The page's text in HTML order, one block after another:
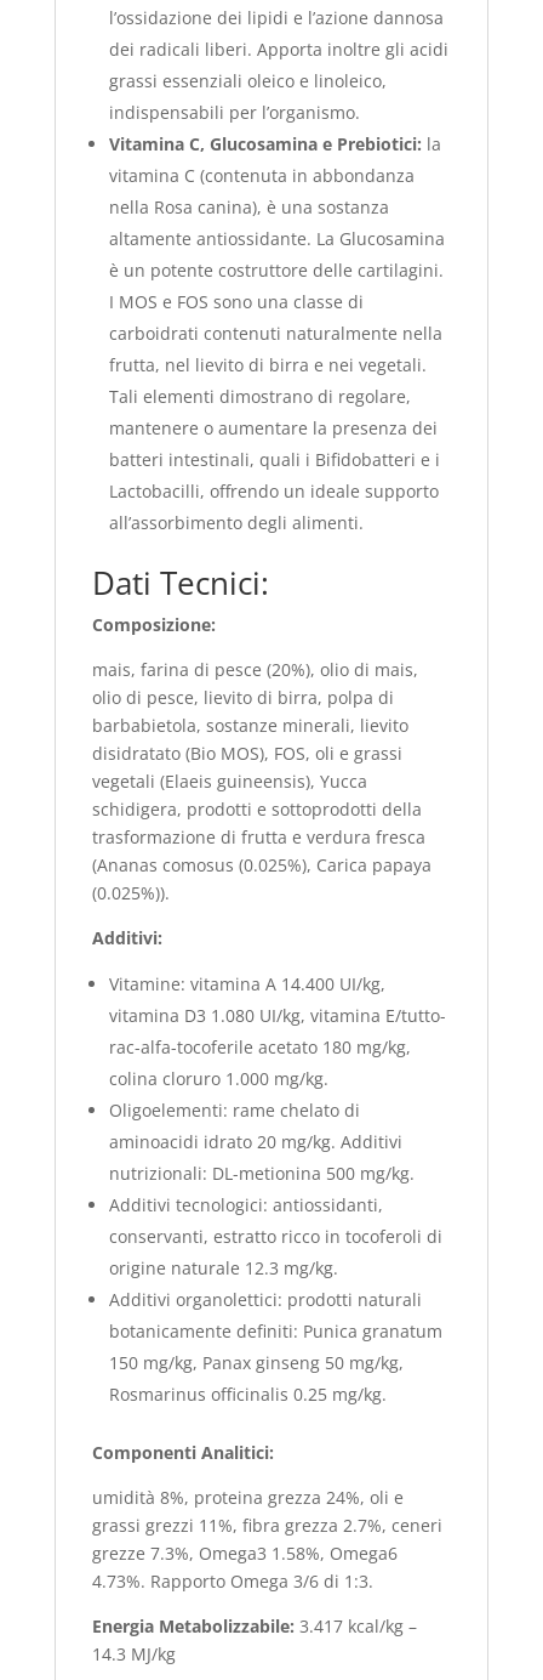
l’ossidazione dei lipidi e l’azione dannosa
dei radicali liberi. Apporta inoltre gli acidi
grassi essenziali oleico e linoleico,
indispensabili per l’organismo.
Vitamina C, Glucosamina e Prebiotici: la
vitamina C (contenuta in abbondanza
nella Rosa canina), è una sostanza
altamente antiossidante. La Glucosamina
è un potente costruttore delle cartilagini.
I MOS e FOS sono una classe di
carboidrati contenuti naturalmente nella
frutta, nel lievito di birra e nei vegetali.
Tali elementi dimostrano di regolare,
mantenere o aumentare la presenza dei
batteri intestinali, quali i Bifidobatteri e i
Lactobacilli, offrendo un ideale supporto
all’assorbimento degli alimenti.
Dati Tecnici:
Composizione:
mais, farina di pesce (20%), olio di mais,
olio di pesce, lievito di birra, polpa di
barbabietola, sostanze minerali, lievito
disidratato (Bio MOS), FOS, oli e grassi
vegetali (Elaeis guineensis), Yucca
schidigera, prodotti e sottoprodotti della
trasformazione di frutta e verdura fresca
(Ananas comosus (0.025%), Carica papaya
(0.025%)).
Additivi:
Vitamine: vitamina A 14.400 UI/kg,
vitamina D3 1.080 UI/kg, vitamina E/tutto-
rac-alfa-tocoferile acetato 180 mg/kg,
colina cloruro 1.000 mg/kg.
Oligoelementi: rame chelato di
aminoacidi idrato 20 mg/kg. Additivi
nutrizionali: DL-metionina 500 mg/kg.
Additivi tecnologici: antiossidanti,
conservanti, estratto ricco in tocoferoli di
origine naturale 12.3 mg/kg.
Additivi organolettici: prodotti naturali
botanicamente definiti: Punica granatum
150 mg/kg, Panax ginseng 50 mg/kg,
Rosmarinus officinalis 0.25 mg/kg.
Componenti Analitici:
umidità 8%, proteina grezza 24%, oli e
grassi grezzi 11%, fibra grezza 2.7%, ceneri
grezze 7.3%, Omega3 1.58%, Omega6
4.73%. Rapporto Omega 3/6 di 1:3.
Energia Metabolizzabile: 3.417 kcal/kg –
14.3 MJ/kg